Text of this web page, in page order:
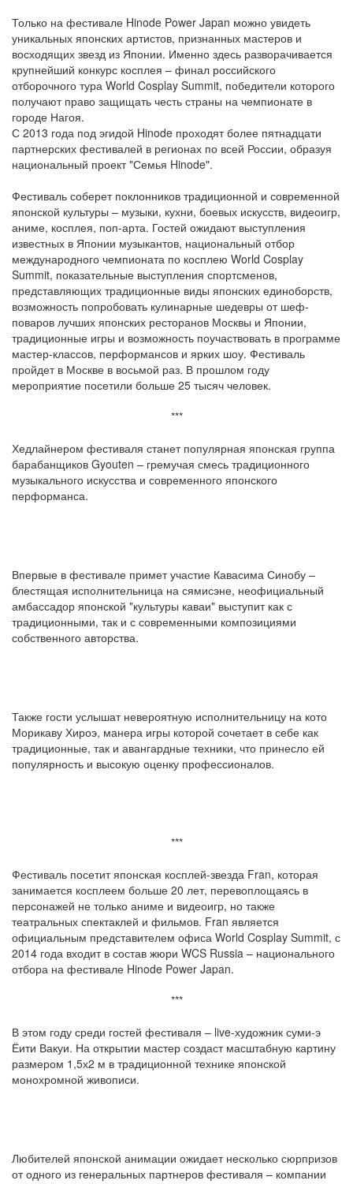
Только на фестивале Hinode Power Japan можно увидеть
уникальных японских артистов, признанных мастеров и
восходящих звезд из Японии. Именно здесь разворачивается
крупнейший конкурс косплея – финал российского
отборочного тура World Cosplay Summit, победители которого
получают право защищать честь страны на чемпионате в
городе Нагоя.
С 2013 года под эгидой Hinode проходят более пятнадцати
партнерских фестивалей в регионах по всей России, образуя
национальный проект "Семья Hinode".
Фестиваль соберет поклонников традиционной и современной
японской культуры – музыки, кухни, боевых искусств, видеоигр,
аниме, косплея, поп-арта. Гостей ожидают выступления
известных в Японии музыкантов, национальный отбор
международного чемпионата по косплею World Cosplay
Summit, показательные выступления спортсменов,
представляющих традиционные виды японских единоборств,
возможность попробовать кулинарные шедевры от шеф-
поваров лучших японских ресторанов Москвы и Японии,
традиционные игры и возможность поучаствовать в программе
мастер-классов, перформансов и ярких шоу. Фестиваль
пройдет в Москве в восьмой раз. В прошлом году
мероприятие посетили больше 25 тысяч человек.
***
Хедлайнером фестиваля станет популярная японская группа
барабанщиков Gyouten – гремучая смесь традиционного
музыкального искусства и современного японского
перформанса.
Впервые в фестивале примет участие Кавасима Синобу –
блестящая исполнительница на сямисэне, неофициальный
амбассадор японской "культуры каваи" выступит как с
традиционными, так и с современными композициями
собственного авторства.
Также гости услышат невероятную исполнительницу на кото
Морикаву Хироэ, манера игры которой сочетает в себе как
традиционные, так и авангардные техники, что принесло ей
популярность и высокую оценку профессионалов.
***
Фестиваль посетит японская косплей-звезда Fran, которая
занимается косплеем больше 20 лет, перевоплощаясь в
персонажей не только аниме и видеоигр, но также
театральных спектаклей и фильмов. Fran является
официальным представителем офиса World Cosplay Summit, с
2014 года входит в состав жюри WCS Russia – национального
отбора на фестивале Hinode Power Japan.
***
В этом году среди гостей фестиваля – live-художник суми-э
Ёити Вакуи. На открытии мастер создаст масштабную картину
размером 1,5х2 м в традиционной технике японской
монохромной живописи.
Любителей японской анимации ожидает несколько сюрпризов
от одного из генеральных партнеров фестиваля – компании